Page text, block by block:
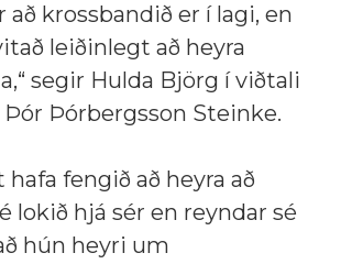
að krossbandið er í lagi, en
leiðinlegt að heyra
segir Hulda Björg í viðtali
Þórbergsson Steinke.
hafa fengið að heyra að
lokið hjá sér en reyndar sé
hún heyri um